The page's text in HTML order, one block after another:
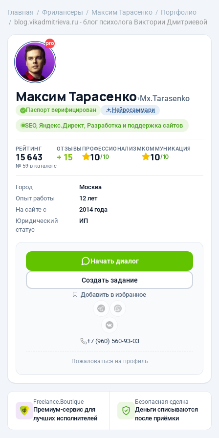
Главная Фрилансеры Максим Тарасенко
Портфолио
blog.vikadmitrieva.ru - блог психолога Виктории Дмитриевой
Максим Тарасенко›Mx.Tarasenko
Паспорт верифицирован Нейросаммари
SEO, Яндекс.Директ, Разработка и поддержка сайтов
РЕЙТИНГ
15 643
№ 59 в каталоге
ОТЗЫВЫ
15
ПРОФЕССИОНАЛИЗМ
10/10
КОММУНИКАЦИЯ
10/10
Город
Москва
Опыт работы
12 лет
На сайте с
2014 года
Юридический
статус
ИП
+7 (960) 560-93-03
Начать диалог
Создать задание
Добавить в избранное
Пожаловаться на профиль
Freelance.Boutique
Премиум-сервис для
лучших исполнителей
Безопасная сделка
Деньги списываются
после приёмки